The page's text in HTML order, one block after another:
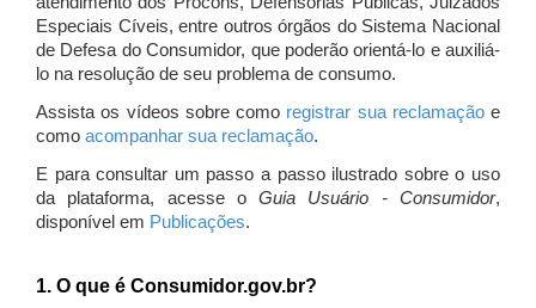
Especiais Cíveis, entre outros órgãos do Sistema Nacional
de Defesa do Consumidor, que poderão orientá-lo e auxiliá-
lo na resolução de seu problema de consumo.
Assista os vídeos sobre como registrar sua reclamaçãoe
como acompanhar sua reclamação.
E para consultar um passo a passo ilustrado sobre o uso
da plataforma, acesse oGuia Usuário - Consumidor,
disponível em Publicações.
1. O que é Consumidor.gov.br?